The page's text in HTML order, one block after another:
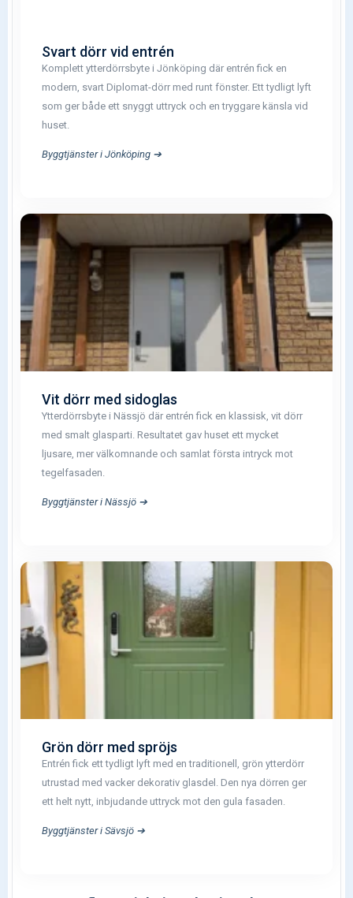
Svart dörr vid entrén
Komplett ytterdörrsbyte i Jönköping där entrén fick en
modern, svart Diplomat-dörr med runt fönster. Ett tydligt lyft
som ger både ett snyggt uttryck och en tryggare känsla vid
huset.
Byggtjänster i Jönköping ➔
Vit dörr med sidoglas
Ytterdörrsbyte i Nässjö där entrén fick en klassisk, vit dörr
med smalt glasparti. Resultatet gav huset ett mycket
ljusare, mer välkomnande och samlat första intryck mot
tegelfasaden.
Byggtjänster i Nässjö ➔
Grön dörr med spröjs
Entrén fick ett tydligt lyft med en traditionell, grön ytterdörr
utrustad med vacker dekorativ glasdel. Den nya dörren ger
ett helt nytt, inbjudande uttryck mot den gula fasaden.
Byggtjänster i Sävsjö ➔